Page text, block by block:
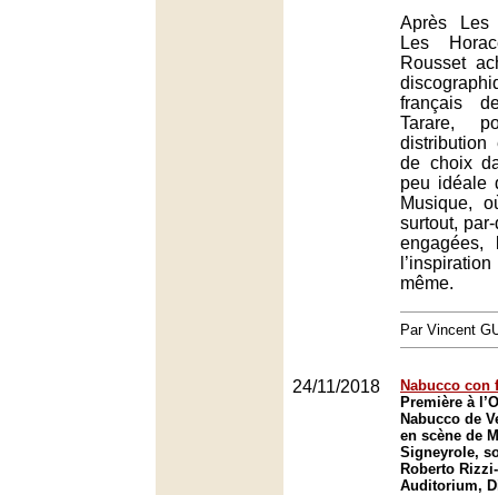
Après Les
Les
Rousset
français
Tarare,
distribution
de choix
peu idéale
Musique,
surtout,
même.
Par Vincent
24/11/2018
Nabucco con
Première à
Nabucco de
en scène de
Signeyrole,
Roberto
Auditorium,